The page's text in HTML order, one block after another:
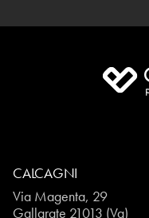
CALCAGNI
Via Magenta, 29
Gallarate 21013 (Va)